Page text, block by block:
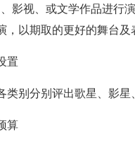
影视、或文学作品进行
，以期取的更好的舞台及
置
类别分别评出歌星、影星
算